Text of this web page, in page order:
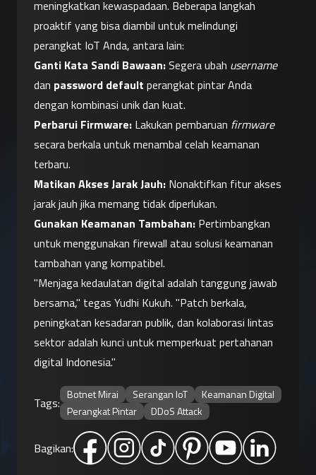
meningkatkan kewaspadaan. Beberapa langkah
proaktif yang bisa diambil untuk melindungi
perangkat IoT Anda, antara lain:
Ganti Kata Sandi Bawaan: Segera ubah username
dan password default perangkat pintar Anda
dengan kombinasi unik dan kuat.
Perbarui Firmware: Lakukan pembaruan firmware
secara berkala untuk menambal celah keamanan
terbaru.
Matikan Akses Jarak Jauh: Nonaktifkan fitur akses
jarak jauh jika memang tidak diperlukan.
Gunakan Keamanan Tambahan: Pertimbangkan
untuk menggunakan firewall atau solusi keamanan
tambahan yang kompatibel.
"Menjaga kedaulatan digital adalah tanggung jawab
bersama," tegas Yudhi Kukuh. "Patch berkala,
peningkatan kesadaran publik, dan kolaborasi lintas
sektor adalah kunci untuk memperkuat pertahanan
digital Indonesia."
Tags:
Botnet Mirai Serangan IoT
Keamanan Digital
Perangkat Pintar
DDoS Attack
Bagikan: